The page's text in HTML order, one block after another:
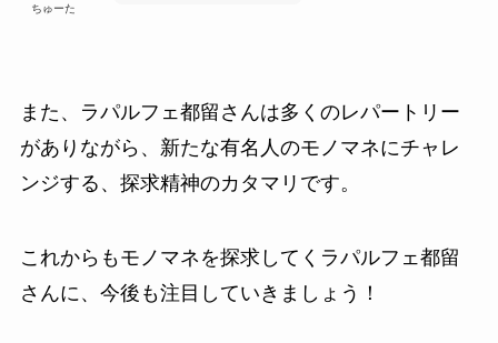
ちゅーた
また、ラパルフェ都留さんは多くのレパートリー
がありながら、新たな有名人のモノマネにチャレ
ンジする、探求精神のカタマリです。
これからもモノマネを探求してくラパルフェ都留
さんに、今後も注目していきましょう！